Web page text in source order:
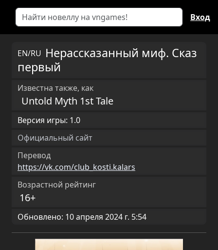
Вход
EN/RU Нерассказанный миф. Сказ
первый
Известна также, как
Untold Myth 1st Tale
Версия игры: 1.0
Официальный сайт
Перевод
https://vk.com/club_kosti.kalars
Возрастной рейтинг
16+
Обновлено: 10 апреля 2024 г. 5:54